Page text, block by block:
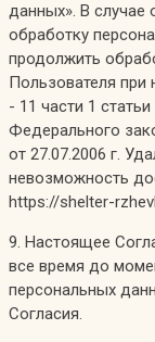
данных». В случае
обработку
продолжить
Пользователя при
- 11 части 1
Федерального
от 27.07.2006 г.
невозможность
https://shelter-
9. Настоящее
все время до
персональных
Согласия.